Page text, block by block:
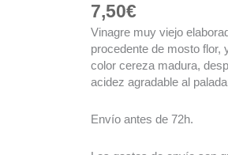
7,50€
Vinagre muy viejo
procedente de mosto flor,
color cereza madura,
acidez agradable al
Envío antes de 72h.